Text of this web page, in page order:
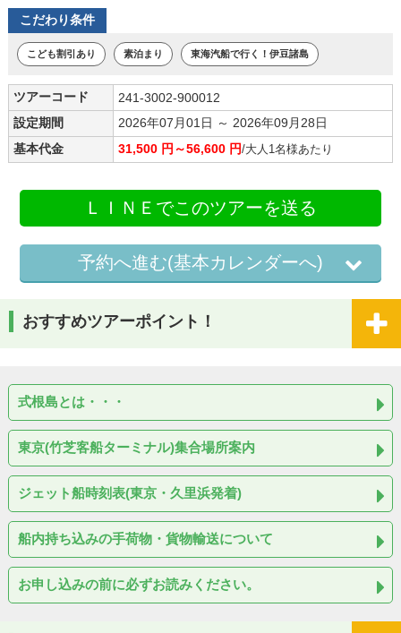
こだわり条件
こども割引あり 素泊まり 東海汽船で行く！伊豆諸島
ツアーコード
241-3002-900012
設定期間
2026年07月01日 ～ 2026年09月28日
基本代金
31,500 円～56,600 円/大人1名様あたり
ＬＩＮＥでこのツアーを送る
予約へ進む(基本カレンダーへ)
おすすめツアーポイント！
式根島とは・・・
東京(竹芝客船ターミナル)集合場所案内
ジェット船時刻表(東京・久里浜発着)
船内持ち込みの手荷物・貨物輸送について
お申し込みの前に必ずお読みください。